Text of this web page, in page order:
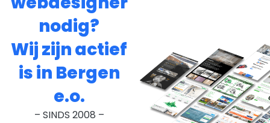
nodig?
Wij zijn actief
is in Bergen
e.o.
– SINDS 2008 –